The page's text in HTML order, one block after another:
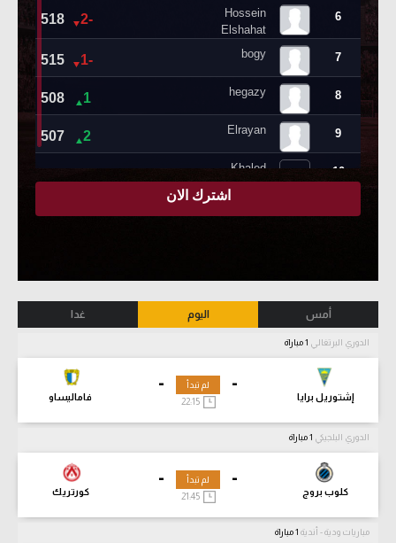
أمس اليوم غدا
الدوري البرتغالي
-
إشتوريل برايا
-
فاماليساو
لم تبدأ
22:15
الدوري البلجيكي
-
كلوب بروج
-
كورتريك
لم تبدأ
21:45
مباريات ودية - أندية